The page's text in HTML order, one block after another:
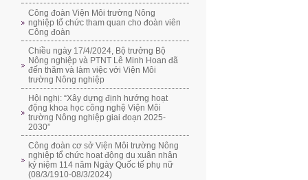
Công đoàn Viện Môi trường Nông
nghiệp tổ chức tham quan cho đoàn viên
Công đoàn
Chiều ngày 17/4/2024, Bộ trưởng Bộ
Nông nghiệp và PTNT Lê Minh Hoan đã
đến thăm và làm việc với Viện Môi
trường Nông nghiệp
Hội nghị: “Xây dựng định hướng hoạt
động khoa học công nghệ Viện Môi
trường Nông nghiệp giai đoạn 2025-
2030”
Công đoàn cơ sở Viện Môi trường Nông
nghiệp tổ chức hoạt động du xuân nhân
kỷ niệm 114 năm Ngày Quốc tế phụ nữ
(08/3/1910-08/3/2024)